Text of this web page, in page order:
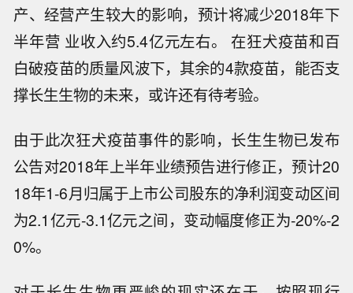
产、经营产生较大的影响，预计将减少2018年下
半年营 业收入约5.4亿元左右。 在狂犬疫苗和百
白破疫苗的质量风波下，其余的4款疫苗，能否支
撑长生生物的未来，或许还有待考验。
由于此次狂犬疫苗事件的影响，长生生物已发布
公告对2018年上半年业绩预告进行修正，预计20
18年1-6月归属于上市公司股东的净利润变动区间
为2.1亿元-3.1亿元之间，变动幅度修正为-20%-2
0%。